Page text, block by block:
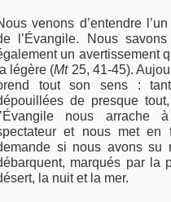
venons d’entendre
l’Évangile. Nous
un avertissement
légère (Mt25, 41-45).
tout son sens :
de presque
nous arrache
et nous met
si nous avons su
marqués par la
la nuit et la mer.